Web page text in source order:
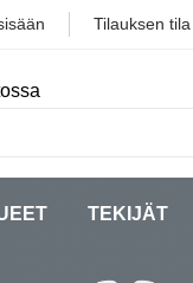
Tilauksen tila
TEKIJÄT